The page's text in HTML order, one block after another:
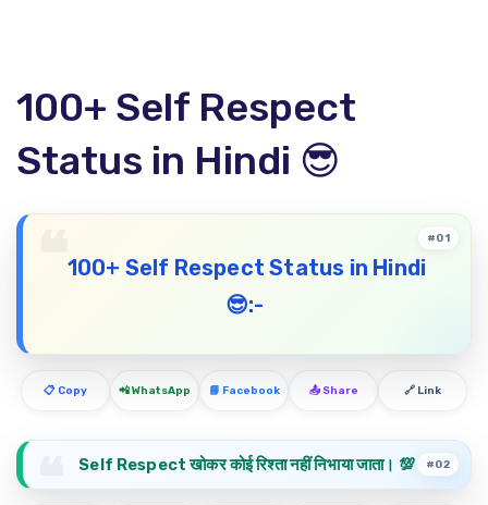
100+ Self Respect
Status in Hindi 😎
100+ Self Respect Status in Hindi
😎:-
#01
📋 Copy 📲 WhatsApp 📘 Facebook 📤 Share 🔗 Link
Self Respect खोकर कोई रिश्ता नहीं निभाया जाता। 💯 #02